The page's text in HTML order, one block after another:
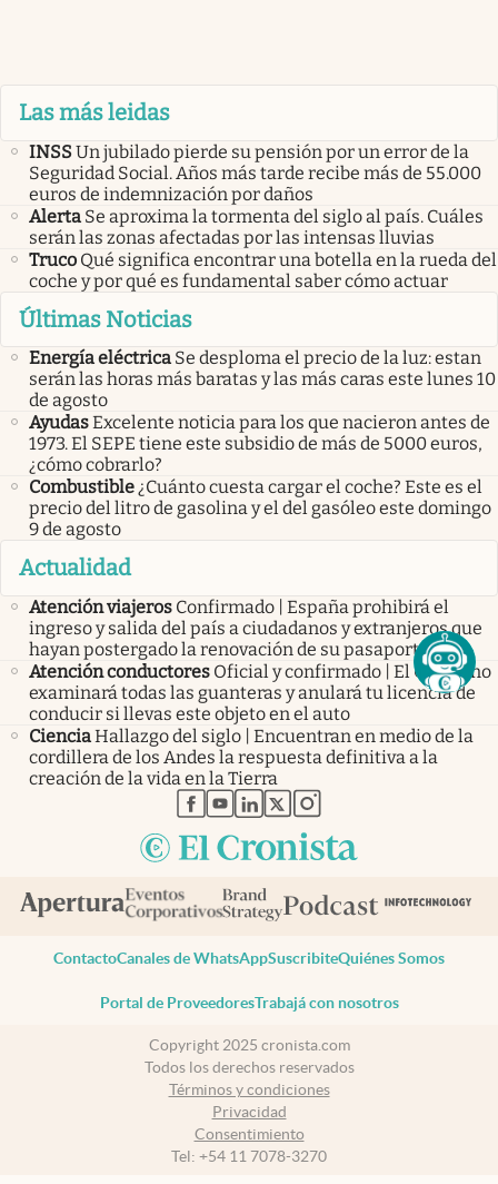
Las más leidas
INSSUn jubilado pierde su pensión por un error de la
Seguridad Social. Años más tarde recibe más de 55.000
euros de indemnización por daños
Alerta Se aproxima la tormenta del siglo al país. Cuáles
serán las zonas afectadas por las intensas lluvias
Truco Qué significa encontrar una botella en la rueda del
coche y por qué es fundamental saber cómo actuar
Últimas Noticias
Energía eléctrica Se desploma el precio de la luz: estan
serán las horas más baratas y las más caras este lunes 10
de agosto
AyudasExcelente noticia para los que nacieron antes de
1973. El SEPE tiene este subsidio de más de 5000 euros,
¿cómo cobrarlo?
Combustible¿Cuánto cuesta cargar el coche? Este es el
precio del litro de gasolina y el del gasóleo este domingo
9 de agosto
Actualidad
Atención viajeros Confirmado | España prohibirá el
ingreso y salida del país a ciudadanos y extranjeros que
hayan postergado la renovación de su pasaporte
Atención conductores Oficial y confirmado | El Gobierno
examinará todas las guanteras y anulará tu licencia de
conducir si llevas este objeto en el auto
CienciaHallazgo del siglo | Encuentran en medio de la
cordillera de los Andes la respuesta definitiva a la
creación de la vida en la Tierra
abre en nueva pestaña
abre en nueva pestaña
abre en nueva pestaña
abre en nueva pestaña
abre en nueva pestaña
ContactoCanales de WhatsAppSuscribiteQuiénes Somos
Portal de ProveedoresTrabajá con nosotros
Copyright 2025 cronista.com
Todos los derechos reservados
Términos y condiciones
Privacidad
Consentimiento
Tel: +54 11 7078-3270